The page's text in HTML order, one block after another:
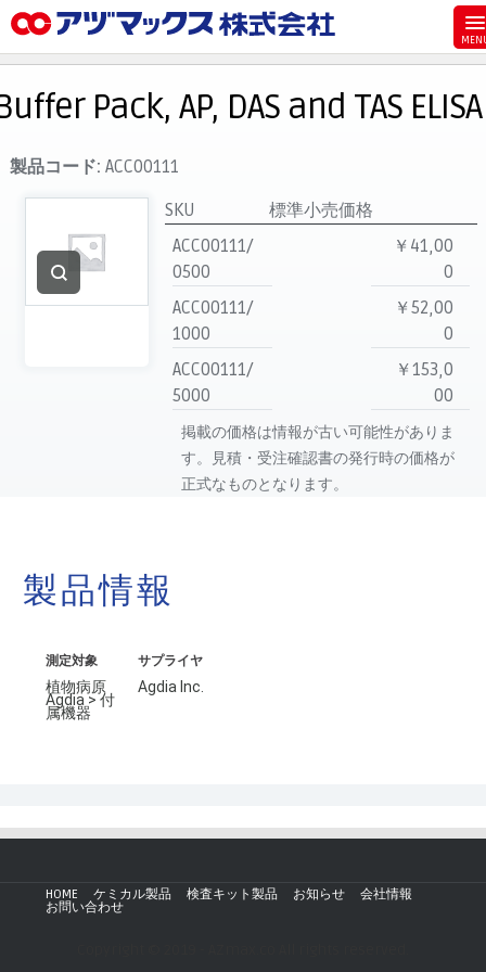
お気に入り
お買い物カゴ
ご注文
マイページ
主要取扱ブランド
Pack, AP, DAS and TAS ELISA
製品コード: ACC00111
SKU
標準小売価格
ACC00111/
0500
￥41,00
0
ACC00111/
1000
￥52,00
0
ACC00111/
5000
￥153,0
00
掲載の価格は情報が古い可能性がありま
す。見積・受注確認書の発行時の価格が
正式なものとなります。
製品情報
測定対象
植物病原
Agdia > 付
属機器
サプライヤ
Agdia Inc.
HOME ケミカル製品 検査キット製品 お知らせ
会社情報
お問い合わせ